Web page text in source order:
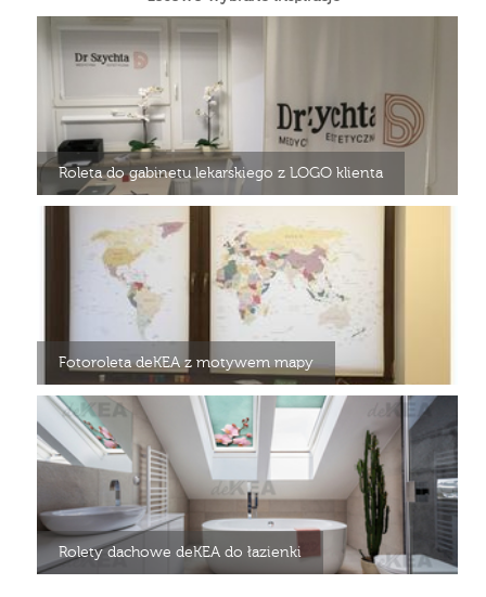
Roleta do gabinetu lekarskiego z LOGO klienta
Fotoroleta deKEA z motywem mapy
Rolety dachowe deKEA do łazienki